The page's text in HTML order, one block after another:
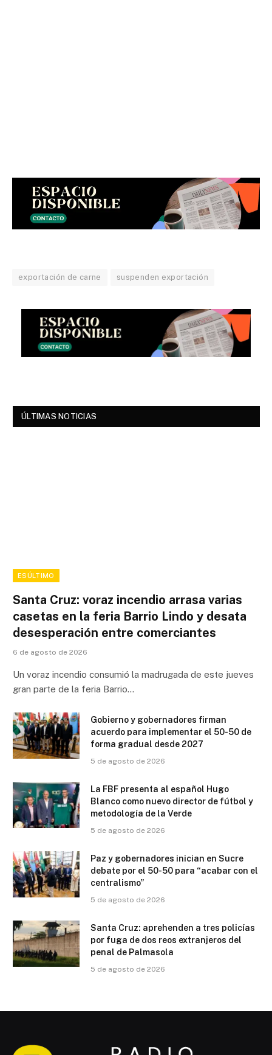
exportación de carne suspenden exportación
ÚLTIMAS NOTICIAS
ESÚLTIMO
Santa Cruz: voraz incendio arrasa varias
casetas en la feria Barrio Lindo y desata
desesperación entre comerciantes
6 de agosto de 2026
Un voraz incendio consumió la madrugada de este jueves
gran parte de la feria Barrio…
Gobierno y gobernadores firman
acuerdo para implementar el 50-50 de
forma gradual desde 2027
5 de agosto de 2026
La FBF presenta al español Hugo
Blanco como nuevo director de fútbol y
metodología de la Verde
5 de agosto de 2026
Paz y gobernadores inician en Sucre
debate por el 50-50 para “acabar con el
centralismo”
5 de agosto de 2026
Santa Cruz: aprehenden a tres policías
por fuga de dos reos extranjeros del
penal de Palmasola
5 de agosto de 2026